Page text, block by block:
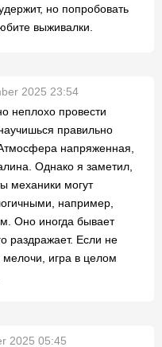
но попробовать
выживалки.
2025 23:54
неплохо провести
правильно
напряженная,
Однако я заметил,
механики могут
например,
Оно иногда бывает
раздражает. Если не
игра в целом
2025 05:45